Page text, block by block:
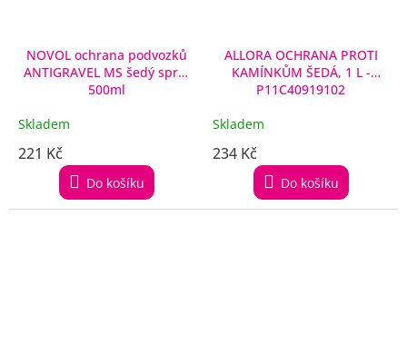
NOVOL ochrana podvozků
ANTIGRAVEL MS šedý sprej
500ml
Skladem
221 Kč
Do košíku
ALLORA OCHRANA PROTI
KAMÍNKŮM ŠEDÁ, 1 L -
P11C40919102
Skladem
234 Kč
Do košíku